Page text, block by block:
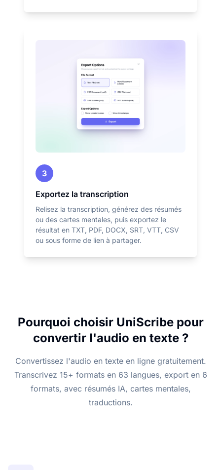
3
Exportez la transcription
Relisez la transcription, générez des résumés
ou des cartes mentales, puis exportez le
résultat en TXT, PDF, DOCX, SRT, VTT, CSV
ou sous forme de lien à partager.
Pourquoi choisir UniScribe pour
convertir l'audio en texte ?
Convertissez l'audio en texte en ligne gratuitement.
Transcrivez 15+ formats en 63 langues, export en 6
formats, avec résumés IA, cartes mentales,
traductions.